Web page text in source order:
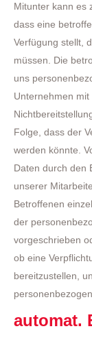
Mitunter kann es
dass eine
Verfügung stellt,
müssen. Die
uns
Unternehmen
Folge, dass der
werden könnte.
Daten durch den
unserer
Betroffenen
der
vorgeschrieben
ob eine
bereitzustellen,
automat.